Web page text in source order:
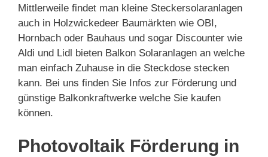
Mittlerweile findet man kleine Steckersolaranlagen
auch in Holzwickedeer Baumärkten wie OBI,
Hornbach oder Bauhaus und sogar Discounter wie
Aldi und Lidl bieten Balkon Solaranlagen an welche
man einfach Zuhause in die Steckdose stecken
kann. Bei uns finden Sie Infos zur Förderung und
günstige Balkonkraftwerke welche Sie kaufen
können.
Photovoltaik Förderung in